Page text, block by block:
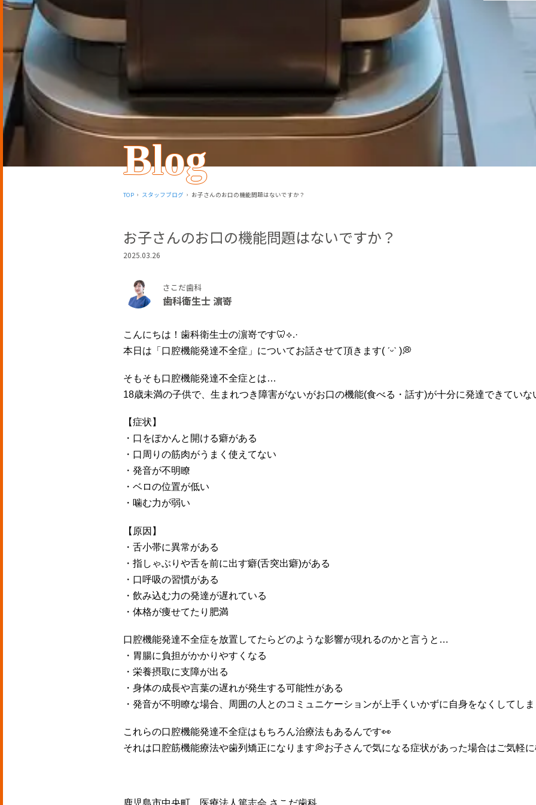
Blog
TOP スタッフブログ お子さんのお口の機能問題はないですか？
お子さんのお口の機能問題はないですか？
2025.03.26
さこだ歯科
歯科衛生士 濵嵜
こんにちは！歯科衛生士の濵嵜です🦷⟡.·
本日は「口腔機能発達不全症」についてお話させて頂きます( ˊᵕˋ )💭
そもそも口腔機能発達不全症とは…
18歳未満の子供で、生まれつき障害がないがお口の機能(食べる・話す)が十分に発達できてい
【症状】
・口をぽかんと開ける癖がある
・口周りの筋肉がうまく使えてない
・発音が不明瞭
・ベロの位置が低い
・噛む力が弱い
【原因】
・舌小帯に異常がある
・指しゃぶりや舌を前に出す癖(舌突出癖)がある
・口呼吸の習慣がある
・飲み込む力の発達が遅れている
・体格が痩せてたり肥満
口腔機能発達不全症を放置してたらどのような影響が現れるのかと言うと…
・胃腸に負担がかかりやすくなる
・栄養摂取に支障が出る
・身体の成長や言葉の遅れが発生する可能性がある
・発音が不明瞭な場合、周囲の人とのコミュニケーションが上手くいかずに自身をなくしてし
これらの口腔機能発達不全症はもちろん治療法もあるんです👀
それは口腔筋機能療法や歯列矯正になります💭お子さんで気になる症状があった場合はご気軽